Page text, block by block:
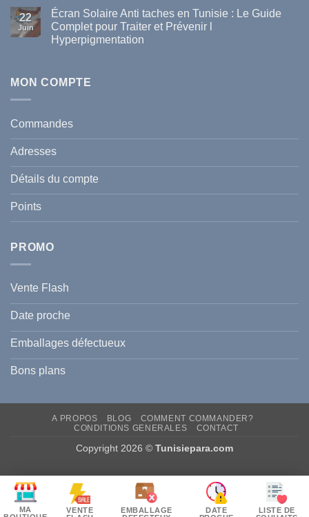
disponibles
en
Tunisie
commentaire
sur
La
vague
de
comment
et
celle
de
votre
famille
durant
l’été
2026
?
22
Juin
Écran Solaire Anti taches en Tunisie : Le Guide
Complet pour Traiter et Prévenir l
Hyperpigmentation
Écran
Tunisie
Guide
Traiter
Prévenir
MON COMPTE
Commandes
Adresses
Détails du compte
Points
PROMO
Vente Flash
Date proche
Emballages défectueux
Bons plans
A PROPOS BLOG
COMMENT COMMANDER?
CONDITIONS GENERALES
CONTACT
Copyright 2026 © Tunisiepara.com
MA
VENTE
EMBALLAGE
DATE
LISTE DE